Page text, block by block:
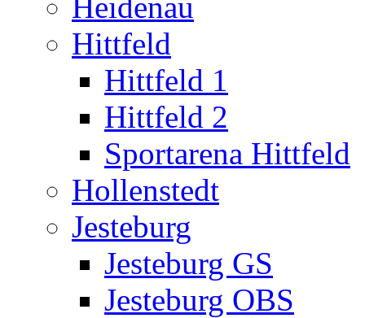
Hittfeld
Hittfeld 1
Hittfeld 2
Sportarena Hittfeld
Hollenstedt
Jesteburg
Jesteburg GS
Jesteburg OBS